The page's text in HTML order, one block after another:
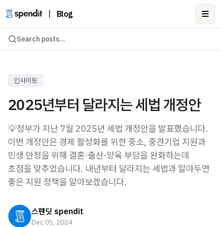
Blog
Search posts...
인사이트
2025년부터 달라지는 세법 개정안
💡정부가 지난 7월 2025년 세법 개정안을 발표했습니다.
이번 개정안은 경제 활성화를 위한 중소, 중견기업 지원과
민생 안정을 위해 결혼·출산·양육 부담을 완화하는데
초점을 맞추었습니다. 내년부터 달라지는 세법과 알아두면
좋은 지원 정책을 알아보겠습니다.
스팬딧 spendit
Dec 05, 2024